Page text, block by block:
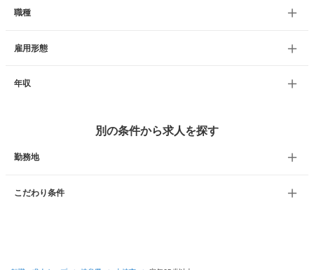
職種
雇用形態
年収
別の条件から求人を探す
勤務地
こだわり条件